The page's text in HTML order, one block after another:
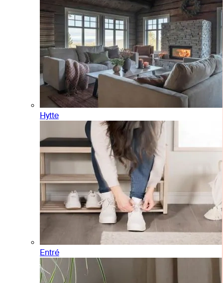
Hytte
Entré